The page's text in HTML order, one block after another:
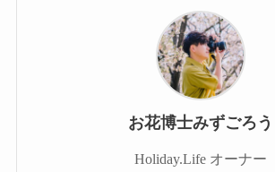
お花博士みずごろう
Holiday.Life オーナー